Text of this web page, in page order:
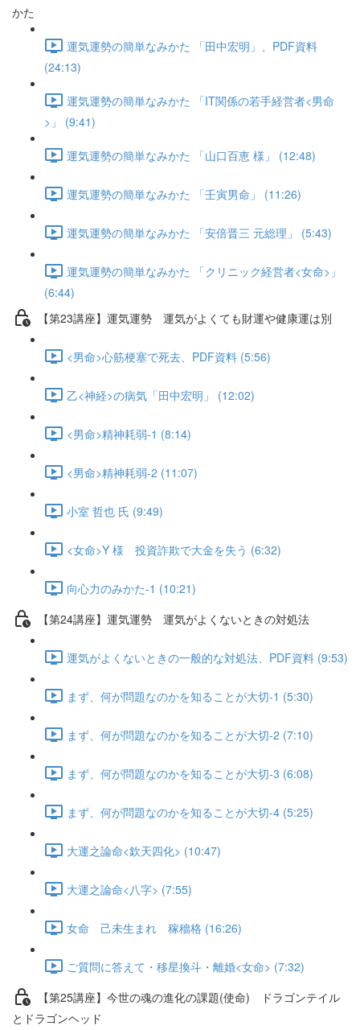
かた
運気運勢の簡単なみかた 「田中宏明」、PDF資料
(24:13)
運気運勢の簡単なみかた 「IT関係の若手経営者<男命
>」 (9:41)
運気運勢の簡単なみかた 「山口百恵 様」 (12:48)
運気運勢の簡単なみかた 「壬寅男命」 (11:26)
運気運勢の簡単なみかた 「安倍晋三 元総理」 (5:43)
運気運勢の簡単なみかた 「クリニック経営者<女命>」
(6:44)
【第23講座】運気運勢 運気がよくても財運や健康運は別
<男命>心筋梗塞で死去、PDF資料 (5:56)
乙<神経>の病気「田中宏明」 (12:02)
<男命>精神耗弱-1 (8:14)
<男命>精神耗弱-2 (11:07)
小室 哲也 氏 (9:49)
<女命>Y 様 投資詐欺で大金を失う (6:32)
向心力のみかた-1 (10:21)
【第24講座】運気運勢 運気がよくないときの対処法
運気がよくないときの一般的な対処法、PDF資料 (9:53)
まず、何が問題なのかを知ることが大切-1 (5:30)
まず、何が問題なのかを知ることが大切-2 (7:10)
まず、何が問題なのかを知ることが大切-3 (6:08)
まず、何が問題なのかを知ることが大切-4 (5:25)
大運之論命<欽天四化> (10:47)
大運之論命<八字> (7:55)
女命 己未生まれ 稼穡格 (16:26)
ご質問に答えて・移星換斗・離婚<女命> (7:32)
【第25講座】今世の魂の進化の課題(使命) ドラゴンテイル
とドラゴンヘッド